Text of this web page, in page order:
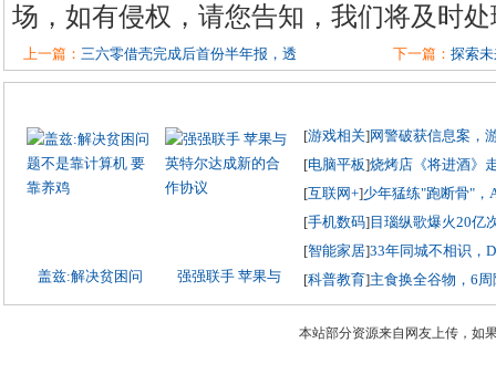
场，如有侵权，请您告知，我们将及时
上一篇： 三六零借壳完成后首份半年报，透 下一篇： 探索
盖兹:解决贫困问 强强联手 苹果与
[游戏相关]网警破获信息案，
[电脑平板]烧烤店《将进酒》
[互联网+]少年猛练"跑断骨"，
[手机数码]目瑙纵歌爆火20亿
[智能家居]33年同城不相识，
[科普教育]主食换全谷物，6
本站部分资源来自网友上传，如